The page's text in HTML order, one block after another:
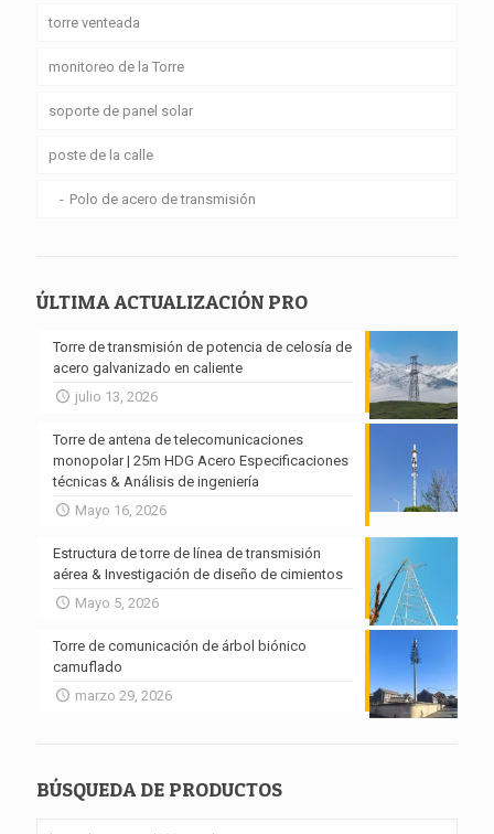
torre venteada
monitoreo de la Torre
soporte de panel solar
poste de la calle
Polo de acero de transmisión
ÚLTIMA ACTUALIZACIÓN PRO
Torre de transmisión de potencia de celosía de
acero galvanizado en caliente
julio 13, 2026
Torre de antena de telecomunicaciones
monopolar | 25m HDG Acero Especificaciones
técnicas & Análisis de ingeniería
Mayo 16, 2026
Estructura de torre de línea de transmisión
aérea & Investigación de diseño de cimientos
Mayo 5, 2026
Torre de comunicación de árbol biónico
camuflado
marzo 29, 2026
BÚSQUEDA DE PRODUCTOS